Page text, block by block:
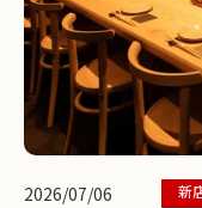
2026/07/06 新